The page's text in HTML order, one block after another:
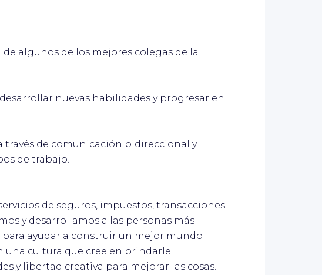
algunos de los mejores colegas de la
nuevas habilidades y progresar en
de comunicación bidireccional y
de trabajo.
de seguros, impuestos, transacciones
y desarrollamos a las personas más
ayudar a construir un mejor mundo
una cultura que cree en brindarle
y libertad creativa para mejorar las cosas.